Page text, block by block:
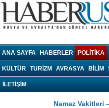
ANA SAYFA HABERLER POLITIKA
KÜLTÜR TURIZM AVRASYA BILIM
İLETİŞİM
Namaz Vakitleri